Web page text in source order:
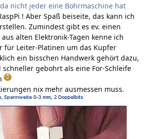
nicht jeder eine Bohrmaschine hat
! Aber Spaß beiseite, das kann ich
Zumindest gibt es ev. einen
alten Elektronik-Tagen kenne ich
für Leiter-Platinen um das Kupfer
ein bisschen Handwerk gehört dazu,
schneller gebohrt als eine For-Schleife
nix mehr ausmessen muss.